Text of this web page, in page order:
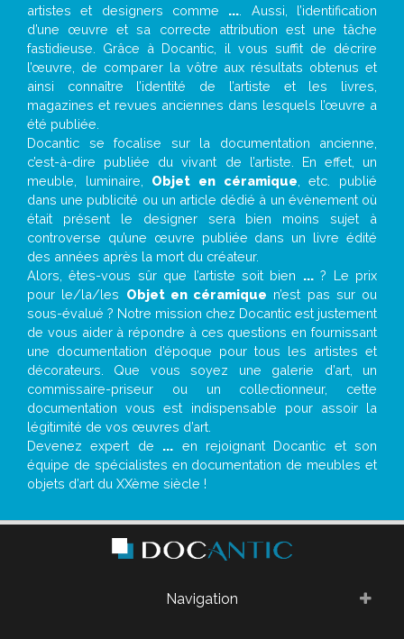
artistes et designers comme ... . Aussi, l’identification
d’une œuvre et sa correcte attribution est une tâche
fastidieuse. Grâce à Docantic, il vous suffit de décrire
l’œuvre, de comparer la vôtre aux résultats obtenus et
ainsi connaître l’identité de l’artiste et les livres,
magazines et revues anciennes dans lesquels l’œuvre a
été publiée.
Docantic se focalise sur la documentation ancienne,
c’est-à-dire publiée du vivant de l’artiste. En effet, un
meuble, luminaire, Objet en céramique , etc. publié
dans une publicité ou un article dédié à un évènement où
était présent le designer sera bien moins sujet à
controverse qu’une œuvre publiée dans un livre édité
des années après la mort du créateur.
Alors, êtes-vous sûr que l’artiste soit bien ...? Le prix
pour le/la/les Objet en céramique n’est pas sur ou
sous-évalué ? Notre mission chez Docantic est justement
de vous aider à répondre à ces questions en fournissant
une documentation d’époque pour tous les artistes et
décorateurs. Que vous soyez une galerie d’art, un
commissaire-priseur ou un collectionneur, cette
documentation vous est indispensable pour assoir la
légitimité de vos œuvres d’art.
Devenez expert de ... en rejoignant Docantic et son
équipe de spécialistes en documentation de meubles et
objets d’art du XXème siècle !
Navigation